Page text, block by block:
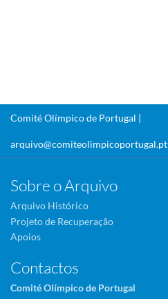
Comité Olímpico de Portugal |
arquivo@comiteolimpicoportugal.pt
Sobre o Arquivo
Arquivo Histórico
Projeto de Recuperação
Apoios
Contactos
Comité Olímpico de Portugal